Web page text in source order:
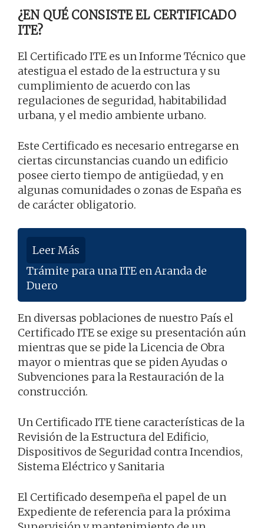
¿EN QUÉ CONSISTE EL CERTIFICADO
ITE?
El Certificado ITE es un Informe Técnico que
atestigua el estado de la estructura y su
cumplimiento de acuerdo con las
regulaciones de seguridad, habitabilidad
urbana, y el medio ambiente urbano.
Este Certificado es necesario entregarse en
ciertas circunstancias cuando un edificio
posee cierto tiempo de antigüedad, y en
algunas comunidades o zonas de España es
de carácter obligatorio.
Leer Más
Trámite para una ITE en Aranda de
Duero
En diversas poblaciones de nuestro País el
Certificado ITE se exige su presentación aún
mientras que se pide la Licencia de Obra
mayor o mientras que se piden Ayudas o
Subvenciones para la Restauración de la
construcción.
Un Certificado ITE tiene características de la
Revisión de la Estructura del Edificio,
Dispositivos de Seguridad contra Incendios,
Sistema Eléctrico y Sanitaria
El Certificado desempeña el papel de un
Expediente de referencia para la próxima